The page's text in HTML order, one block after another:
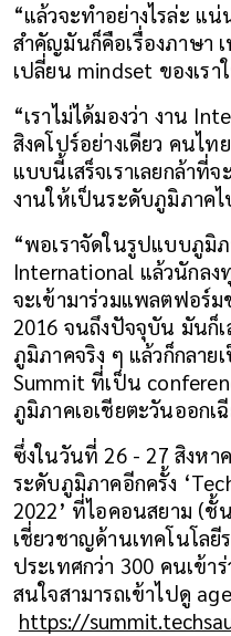
“แล้วจะทำอย่างไรล่ะ แ
สำคัญมันก็คือเรื่องภาษา
เปลี่ยน mindset ของเร
“เราไม่ได้มองว่า งาน
สิงคโปร์อย่างเดียว คนไท
แบบนี้เสร็จเราเลยกล้าที่
งานให้เป็นระดับภูมิภาคไ
“พอเราจัดในรูปแบบภูมิ
International แล้วนักลง
จะเข้ามาร่วมแพลตฟอร์
2016 จนถึงปัจจุบัน มันก็
ภูมิภาคจริง ๆ แล้วก็กลาย
Summit ที่เป็น
ภูมิภาคเอเชียตะวันออกเฉี
ซึ่งในวันที่ 26 - 27 สิงหา
ระดับภูมิภาคอีกครั้ง
2022’ ที่ไอคอนสยาม (ชั้
เชี่ยวชาญด้านเทคโนโลยี
ประเทศกว่า 300 คนเข้
สนใจสามารถเข้าไปดู
https://